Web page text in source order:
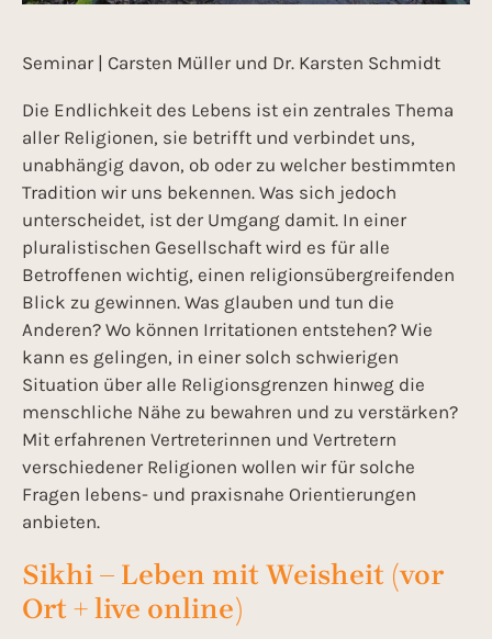
Seminar | Carsten Müller und Dr. Karsten Schmidt
Die Endlichkeit des Lebens ist ein zentrales Thema
aller Religionen, sie betrifft und verbindet uns,
unabhängig davon, ob oder zu welcher bestimmten
Tradition wir uns bekennen. Was sich jedoch
unterscheidet, ist der Umgang damit. In einer
pluralistischen Gesellschaft wird es für alle
Betroffenen wichtig, einen religionsübergreifenden
Blick zu gewinnen. Was glauben und tun die
Anderen? Wo können Irritationen entstehen? Wie
kann es gelingen, in einer solch schwierigen
Situation über alle Religionsgrenzen hinweg die
menschliche Nähe zu bewahren und zu verstärken?
Mit erfahrenen Vertreterinnen und Vertretern
verschiedener Religionen wollen wir für solche
Fragen lebens- und praxisnahe Orientierungen
anbieten.
Sikhi – Leben mit Weisheit (vor
Ort + live online)